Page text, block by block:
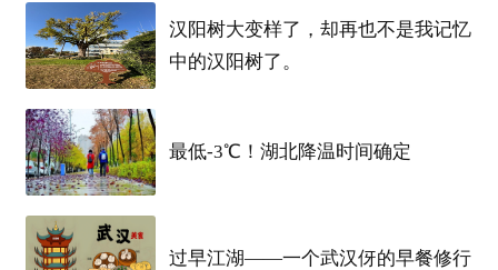
汉阳树大变样了，却再也不是我记忆
中的汉阳树了。
最低-3℃！湖北降温时间确定
过早江湖——一个武汉伢的早餐修行